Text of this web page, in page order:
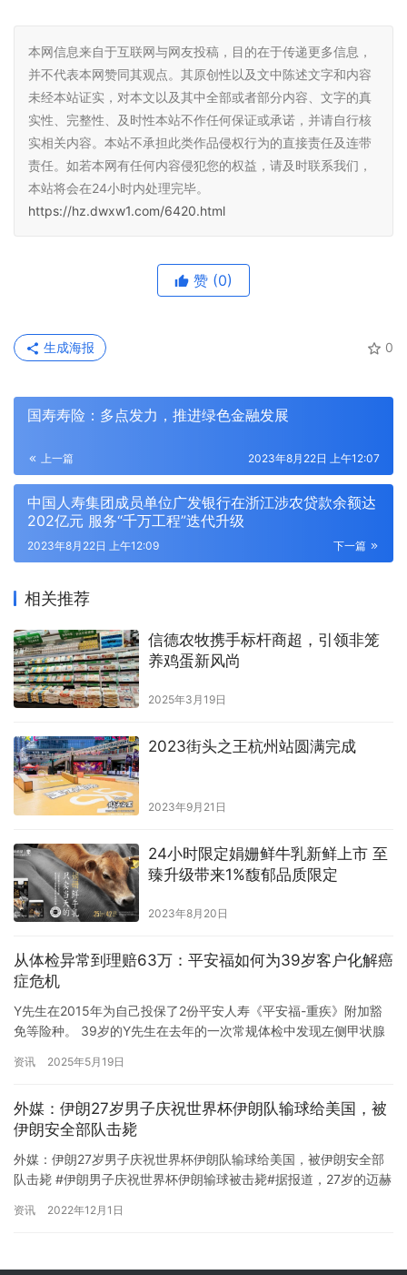
本网信息来自于互联网与网友投稿，目的在于传递更多信息，
并不代表本网赞同其观点。其原创性以及文中陈述文字和内容
未经本站证实，对本文以及其中全部或者部分内容、文字的真
实性、完整性、及时性本站不作任何保证或承诺，并请自行核
实相关内容。本站不承担此类作品侵权行为的直接责任及连带
责任。如若本网有任何内容侵犯您的权益，请及时联系我们，
本站将会在24小时内处理完毕。
https://hz.dwxw1.com/6420.html
赞 (0)
0
生成海报
国寿寿险：多点发力，推进绿色金融发展
上一篇 2023年8月22日 上午12:07
中国人寿集团成员单位广发银行在浙江涉农贷款余额达
202亿元 服务“千万工程”迭代升级
下一篇
2023年8月22日 上午12:09
相关推荐
信德农牧携手标杆商超，引领非笼
养鸡蛋新风尚
2025年3月19日
2023街头之王杭州站圆满完成
2023年9月21日
24小时限定娟姗鲜牛乳新鲜上市 至
臻升级带来1%馥郁品质限定
2023年8月20日
从体检异常到理赔63万：平安福如何为39岁客户化解癌
症危机
Y先生在2015年为自己投保了2份平安人寿《平安福-重疾》附加豁
免等险种。 39岁的Y先生在去年的一次常规体检中发现左侧甲状腺
为甲状腺癌,这对Y先生来说无疑是一个沉重的打击。幸运的是,Y先生
考虑和对自身保障需求的分析,Y先生购买了两份平…
资讯 2025年5月19日
外媒：伊朗27岁男子庆祝世界杯伊朗队输球给美国，被
伊朗安全部队击毙
外媒：伊朗27岁男子庆祝世界杯伊朗队输球给美国，被伊朗安全部
队击毙 #伊朗男子庆祝世界杯伊朗输球被击毙#据报道，27岁的迈赫
击中头部，原因是他按喇叭庆祝伊朗国家队1比0落败。 据《伊朗国
资讯 2022年12月1日